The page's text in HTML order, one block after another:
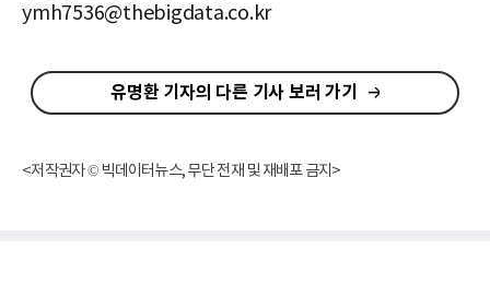
ymh7536@thebigdata.co.kr
유명환 기자의 다른 기사 보러 가기
<저작권자 © 빅데이터뉴스, 무단 전재 및 재배포 금지>